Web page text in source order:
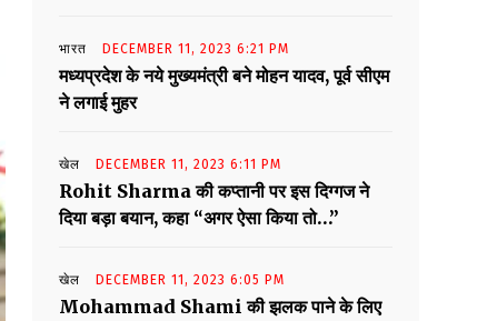
भारत DECEMBER 11, 2023 6:21 PM
मध्यप्रदेश के नये मुख्यमंत्री बने मोहन यादव, पूर्व सीएम
ने लगाई मुहर
खेल DECEMBER 11, 2023 6:11 PM
Rohit Sharma की कप्तानी पर इस दिग्गज ने
दिया बड़ा बयान, कहा “अगर ऐसा किया तो…”
खेल DECEMBER 11, 2023 6:05 PM
Mohammad Shami की झलक पाने के लिए